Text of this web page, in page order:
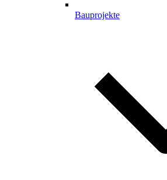
Bauprojekte